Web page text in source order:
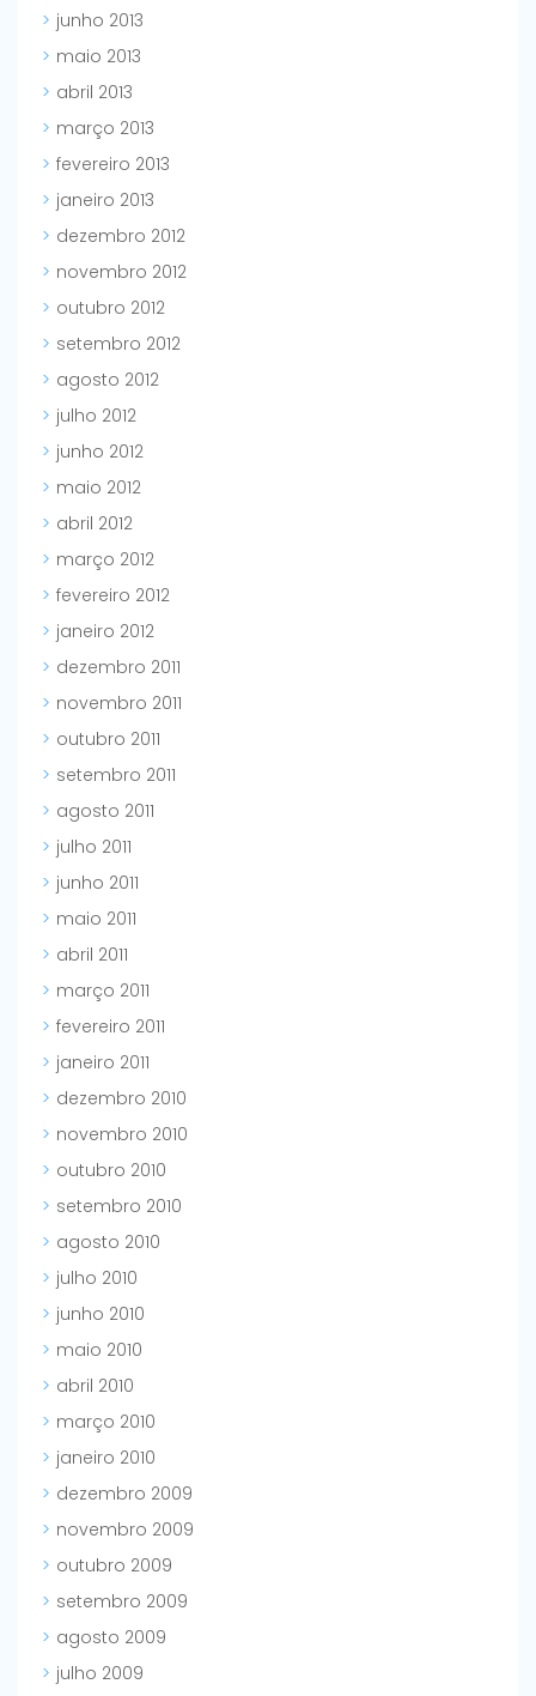
junho 2013
maio 2013
abril 2013
março 2013
fevereiro 2013
janeiro 2013
dezembro 2012
novembro 2012
outubro 2012
setembro 2012
agosto 2012
julho 2012
junho 2012
maio 2012
abril 2012
março 2012
fevereiro 2012
janeiro 2012
dezembro 2011
novembro 2011
outubro 2011
setembro 2011
agosto 2011
julho 2011
junho 2011
maio 2011
abril 2011
março 2011
fevereiro 2011
janeiro 2011
dezembro 2010
novembro 2010
outubro 2010
setembro 2010
agosto 2010
julho 2010
junho 2010
maio 2010
abril 2010
março 2010
janeiro 2010
dezembro 2009
novembro 2009
outubro 2009
setembro 2009
agosto 2009
julho 2009